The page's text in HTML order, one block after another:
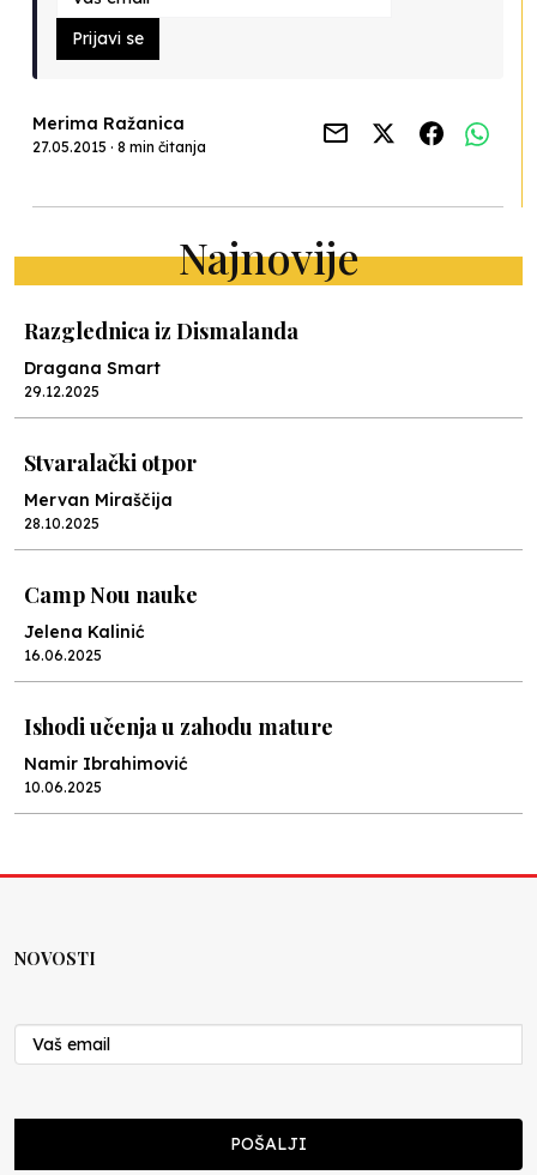
Prijavi se
Merima Ražanica
27.05.2015 · 8 min čitanja
Najnovije
Razglednica iz Dismalanda
Dragana Smart
29.12.2025
Stvaralački otpor
Mervan Miraščija
28.10.2025
Camp Nou nauke
Jelena Kalinić
16.06.2025
Ishodi učenja u zahodu mature
Namir Ibrahimović
10.06.2025
Nenad Veličković
29.10.2024
Cuke i djeca
NOVOSTI
POŠALJI